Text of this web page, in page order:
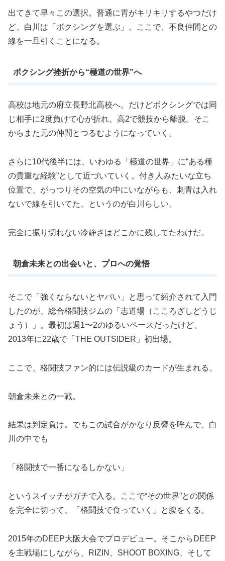
出てきて早々この選択。普通に胃がキリキリするやつだけ
ど、白川は「ボクシングを選ぶ」。ここで、不良仲間との
線を一旦引くことになる。
ボクシング挫折から“極道の世界”へ
高校は地元の府立長野北高校へ。だけどボクシングでは同
じ相手に2度負けて心が折れ、高2で競技から離脱。そこ
からまた元の仲間とつるむようになっていく。
さらに10代後半には、いわゆる「極道の世界」に“ある種
の貴重な経験”として近づいていく。付き人みたいな立ち
位置で、がっつりその空気の中にいながらも、刺青は入れ
ないで線を引いてた、というのが白川らしい。
完全に振り切れない冷静さはどこかに残してたわけだ。
朝倉未来との出会いと、プロへの覚悟
そこで「強くならないとヤバい」と思って紹介されて入門
したのが、総合格闘技ジムの「志道場（こころざしどうじ
ょう）」。最初は週1〜2のゆるいペースだったけど、
2013年に22歳で「THE OUTSIDER」初出場。
ここで、格闘技ファン的には伝説級のカードが生まれる。
朝倉未来との一戦。
結果は判定負け。でもこの試合がかなり反響を呼んで、白
川の中でも
「格闘技で一番になるしかない」
というスイッチがガチで入る。ここで“その世界”との関係
を完全に切って、「格闘技で食っていく」と腹をくる。
2015年のDEEP大阪大会でプロデビュー。そこからDEEP
を主戦場にしながら、RIZIN、SHOOT BOXING、そして